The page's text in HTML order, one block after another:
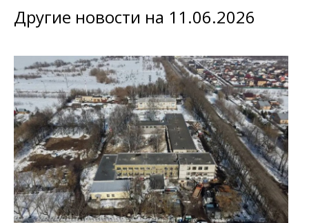
Другие новости на 11.06.2026